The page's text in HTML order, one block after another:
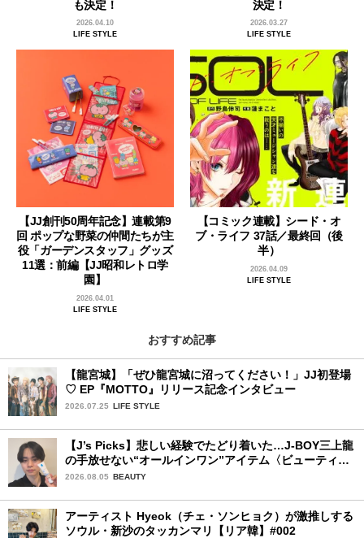
も決定！
2026.04.10
LIFE STYLE
決定！
2026.03.27
LIFE STYLE
【JJ創刊50周年記念】連載第9
回 ポップな野菜の仲間たちが主
役「ガーデンスタッフ」グッズ
11選：前編【JJ昭和レトロ学
園】
2026.04.01
LIFE STYLE
【コミック連載】シード・オ
ブ・ライフ 37話／最終回（後
半）
2026.04.09
LIFE STYLE
おすすめ記事
【龍宮城】「ぜひ龍宮城に沼ってください！」JJ初登場
♡ EP『MOTTO』リリース記念インタビュー
2026.07.25 LIFE STYLE
【J’s Picks】悲しい経験でたどり着いた…J-BOY三上龍
の手放せない“オールインワン”アイテム〈ビューティ＆
ファッション夏の必需品〉
2026.08.05 BEAUTY
アーティスト Hyeok（チェ・ソンヒョク）が激推しする
ソウル・新沙のタッカンマリ【リア韓】#002